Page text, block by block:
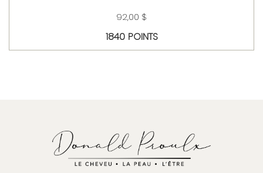
92,00 $
1840 POINTS